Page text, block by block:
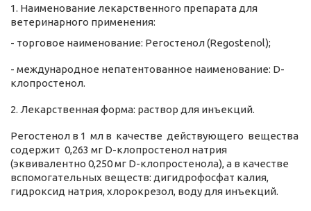
1. Наименование лекарственного препарата для
ветеринарного применения:
- торговое наименование: Регостенол (Regostеnol);
- международное непатентованное наименование: D-
клопростенол.
2. Лекарственная форма: раствор для инъекций.
Регостенол в 1 мл в качестве действующего вещества
содержит 0,263 мг D-клопростенол натрия
(эквивалентно 0,250 мг D-клопростенола), а в качестве
вспомогательных веществ: дигидрофосфат калия,
гидроксид натрия, хлорокрезол, воду для инъекций.